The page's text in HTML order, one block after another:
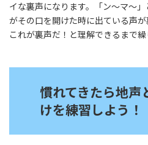
イな裏声になります。「ン〜マ〜
がその口を開けた時に出ている声が
これが裏声だ！と理解できるまで繰
慣れてきたら地声
けを練習しよう！